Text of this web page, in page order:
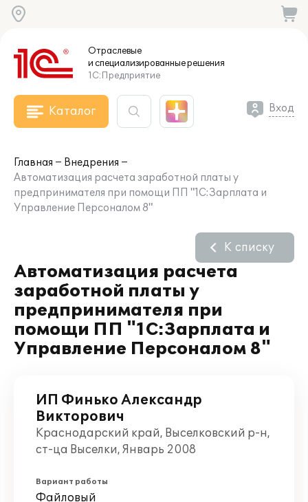
Отраслевые
и специализированныерешения
1С:Предприятие
Каталог Вход
Главная
Внедрения
Автоматизация расчета заработной платы у
предпринимателя при помощи ПП "1С:Зарплата и
Управление Персоналом 8"
Автоматизация расчета
заработной платы у
предпринимателя при
помощи ПП "1С:Зарплата и
Управление Персоналом 8"
К списку
ИП Финько Александр
Викторович
Краснодарский край, Выселковский р-н,
ст-ца Выселки, Январь 2008
Вариант работы
Файловый